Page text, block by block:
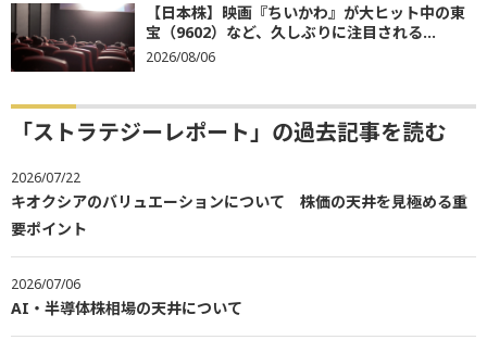
【日本株】映画『ちいかわ』が大ヒット中の東
宝（9602）など、久しぶりに注目される...
2026/08/06
「ストラテジーレポート」の過去記事を読む
2026/07/22
キオクシアのバリュエーションについて 株価の天井を見極める重
要ポイント
2026/07/06
AI・半導体株相場の天井について